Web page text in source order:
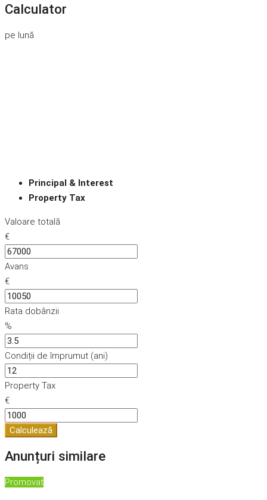
Calculator
pe lună
Principal & Interest
Property Tax
Valoare totală
€
Avans
€
Rata dobânzii
%
Condiții de împrumut (ani)
Property Tax
€
Calculează
Anunțuri similare
Promovat